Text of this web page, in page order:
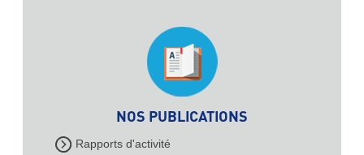
NOS PUBLICATIONS
Rapports d'activité